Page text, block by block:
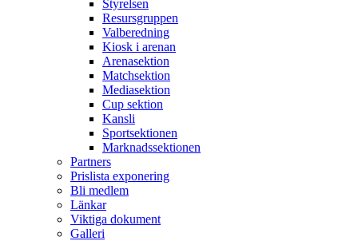
Styrelsen
Resursgruppen
Valberedning
Kiosk i arenan
Arenasektion
Matchsektion
Mediasektion
Cup sektion
Kansli
Sportsektionen
Marknadssektionen
Partners
Prislista exponering
Bli medlem
Länkar
Viktiga dokument
Galleri